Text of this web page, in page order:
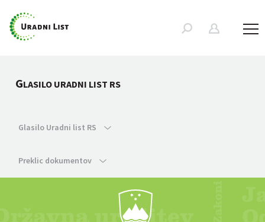
GLASILO URADNI LIST RS
Glasilo Uradni list RS
Preklic dokumentov